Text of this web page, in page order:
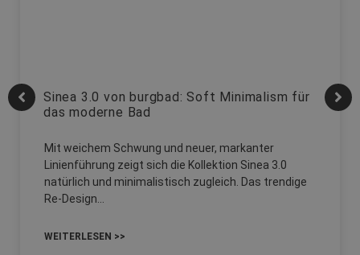
Sinea 3.0 von burgbad: Soft Minimalism für
das moderne Bad
Mit weichem Schwung und neuer, markanter
Linienführung zeigt sich die Kollektion Sinea 3.0
natürlich und minimalistisch zugleich. Das trendige
Re-Design…
WEITERLESEN >>